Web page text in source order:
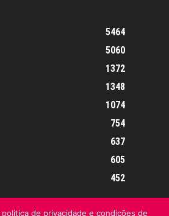
5464
5060
1372
1348
1074
754
637
605
452
de privacidade e condições de